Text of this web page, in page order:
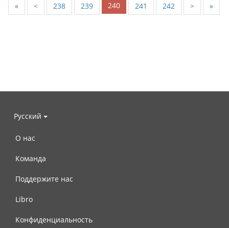
« < 238 239 240 241 242 > »
Русский
О нас
Команда
Поддержите нас
Libro
Конфиденциальность